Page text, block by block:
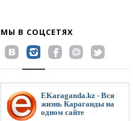
МЫ В СОЦСЕТЯХ
EKaraganda.kz - Вся
жизнь Караганды на
одном сайте